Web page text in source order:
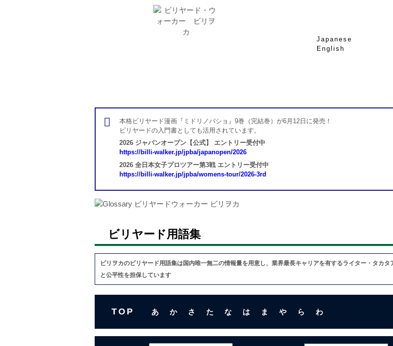
Japanese
English
本格ビリヤード漫画『ミドリノバショ』9巻（完結巻）が6月12日に発売！
ビリヤードの入門書としても活用されています。
2026 ジャパンオープン【公式】 エントリー受付中
https://billi-walker.jp/jpba/japanopen/2026
2026 全日本女子プロツアー第3戦 エントリー受付中
https://billi-walker.jp/jpba/womens-tour/2026-3rd
ビリヤード用語集
ビリヲカのビリヤード用語集は国内唯一無二の情報量を用意し、業界最長キャリアを有するライター・タカタ
と公平性を担保しています
TOP あ か さ た な は ま や ら わ